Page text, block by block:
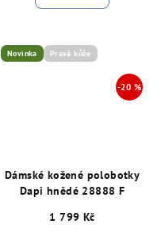
Novinka Pravá kůže
Dámské kožené polobotky
Dapi hnědé 28888 F
1 799 Kč